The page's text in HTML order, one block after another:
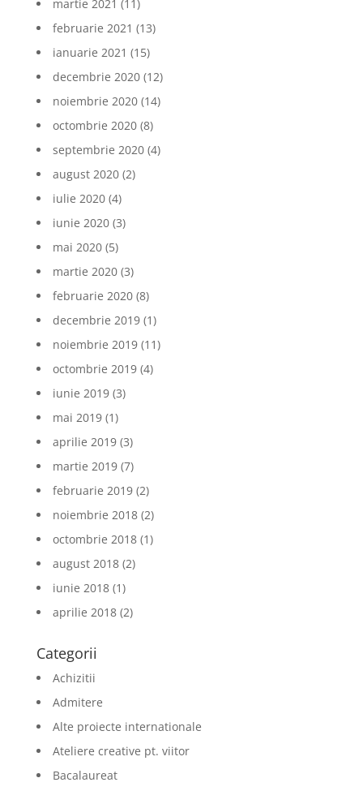
martie 2021 (11)
februarie 2021 (13)
ianuarie 2021 (15)
decembrie 2020(12)
noiembrie 2020(14)
octombrie 2020(8)
septembrie 2020(4)
august 2020(2)
iulie 2020(4)
iunie 2020(3)
mai 2020(5)
martie 2020(3)
februarie 2020(8)
decembrie 2019(1)
noiembrie 2019(11)
octombrie 2019(4)
iunie 2019(3)
mai 2019(1)
aprilie 2019(3)
martie 2019(7)
februarie 2019(2)
noiembrie 2018(2)
octombrie 2018(1)
august 2018(2)
iunie 2018(1)
aprilie 2018(2)
Categorii
Achizitii
Admitere
Alte proiecte internationale
Ateliere creative pt. viitor
Bacalaureat